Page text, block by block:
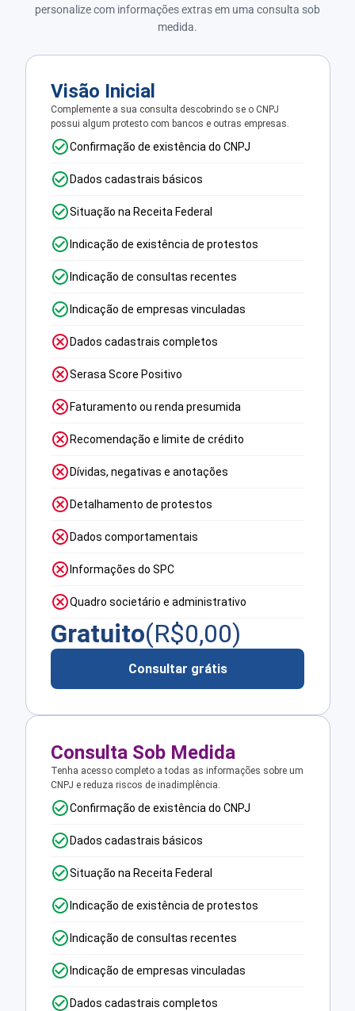
personalize com informações extras em uma consulta sob
medida.
Visão Inicial
Complemente a sua consulta descobrindo se o CNPJ
possui algum protesto com bancos e outras empresas.
Confirmação de existência do CNPJ
Dados cadastrais básicos
Situação na Receita Federal
Indicação de existência de protestos
Indicação de consultas recentes
Indicação de empresas vinculadas
Dados cadastrais completos
Serasa Score Positivo
Faturamento ou renda presumida
Recomendação e limite de crédito
Dívidas, negativas e anotações
Detalhamento de protestos
Dados comportamentais
Informações do SPC
Quadro societário e administrativo
Gratuito(R$0,00)
Consultar grátis
Consulta Sob Medida
Tenha acesso completo a todas as informações sobre um
CNPJ e reduza riscos de inadimplência.
Confirmação de existência do CNPJ
Dados cadastrais básicos
Situação na Receita Federal
Indicação de existência de protestos
Indicação de consultas recentes
Indicação de empresas vinculadas
Dados cadastrais completos